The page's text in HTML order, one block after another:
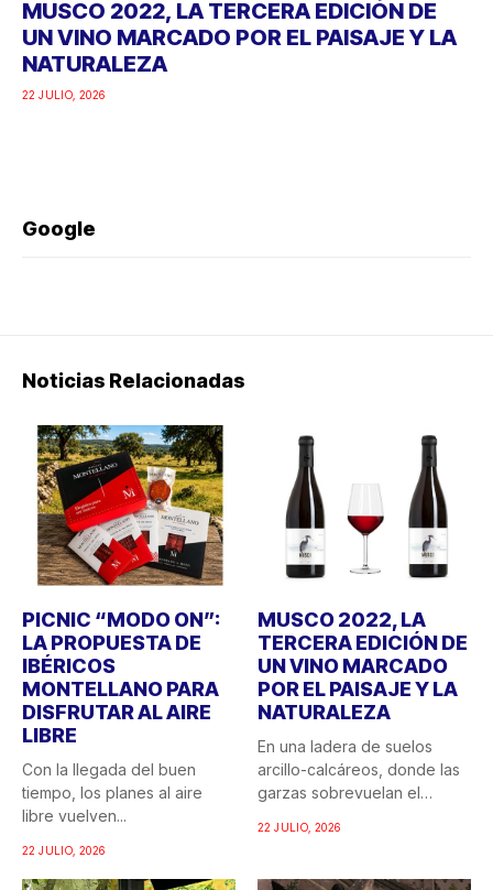
MUSCO 2022, LA TERCERA EDICIÓN DE
UN VINO MARCADO POR EL PAISAJE Y LA
NATURALEZA
22 JULIO, 2026
Google
Noticias Relacionadas
PICNIC “MODO ON”:
LA PROPUESTA DE
IBÉRICOS
MONTELLANO PARA
DISFRUTAR AL AIRE
LIBRE
Con la llegada del buen
tiempo, los planes al aire
libre vuelven...
22 JULIO, 2026
MUSCO 2022, LA
TERCERA EDICIÓN DE
UN VINO MARCADO
POR EL PAISAJE Y LA
NATURALEZA
En una ladera de suelos
arcillo-calcáreos, donde las
garzas sobrevuelan el
22 JULIO, 2026